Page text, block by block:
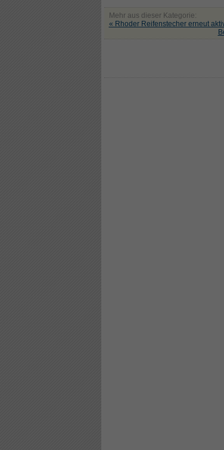
Mehr aus dieser Kategorie:
« Rhoder Reifenstecher erneut